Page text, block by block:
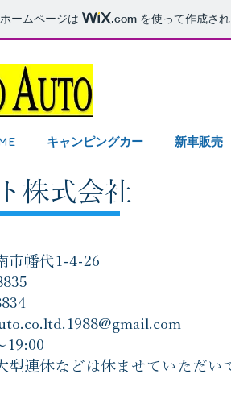
ームページは .com を使って作成さ
キャンピングカー 新車販売
株式会社
市幡代1-4-26
19:00
型連休などは休ませていただい